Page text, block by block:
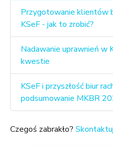
Przygotowanie klientów
KSeF - jak to zrobić?
Nadawanie uprawnień w
kwestie
KSeF i przyszłość biur
podsumowanie MKBR
Czegoś zabrakło?